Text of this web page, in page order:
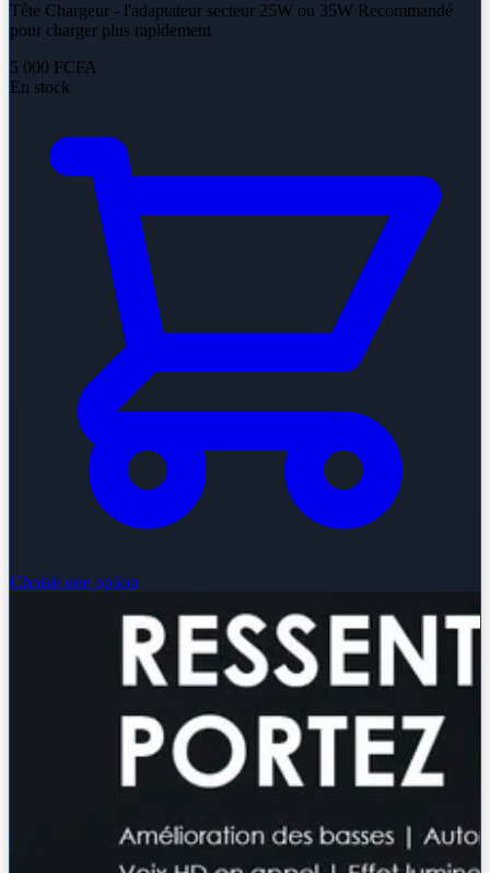
Tête Chargeur - l'adaptateur secteur 25W ou 35W Recommandé
pour charger plus rapidement
5 000 FCFA
En stock
Choisir une option